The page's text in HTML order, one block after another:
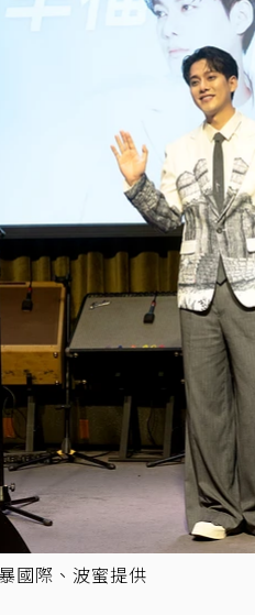
國際、波蜜提供